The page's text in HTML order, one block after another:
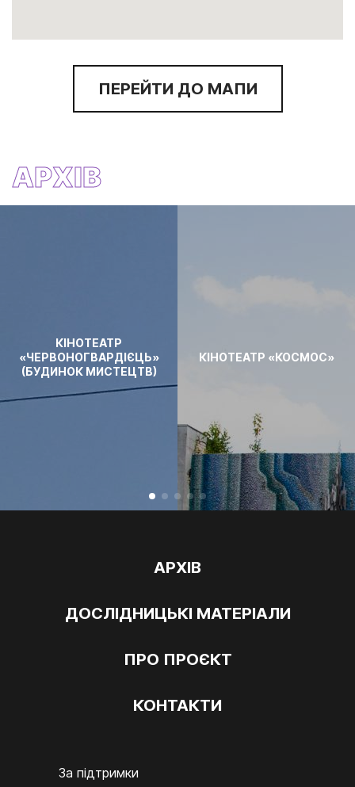
ПЕРЕЙТИ ДО МАПИ
АРХІВ
КІНОТЕАТР
«ЧЕРВОНОГВАРДІЄЦЬ»
(БУДИНОК МИСТЕЦТВ)
КІНОТЕАТР «КОСМОС»
АРХІВ
ДОСЛІДНИЦЬКІ МАТЕРІАЛИ
ПРО ПРОЄКТ
КОНТАКТИ
За підтримки